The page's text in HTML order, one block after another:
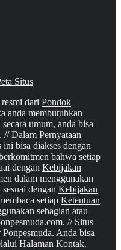
Situs
dari Pondok
anda membutuhkan
umum, anda bisa
. // Dalam Pernyataan
bisa diakses dengan
bahwa setiap
dengan Kebijakan
dalam menggunakan
dengan Kebijakan
setiap Ketentuan
sebagian atau
// Situs
Anda bisa
Halaman Kontak.